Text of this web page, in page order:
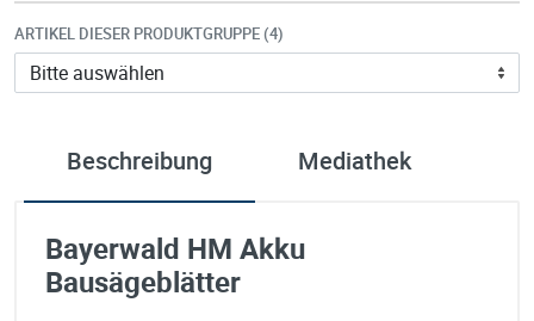
ARTIKEL DIESER PRODUKTGRUPPE (4)
Beschreibung Mediathek
Bayerwald HM Akku
Bausägeblätter